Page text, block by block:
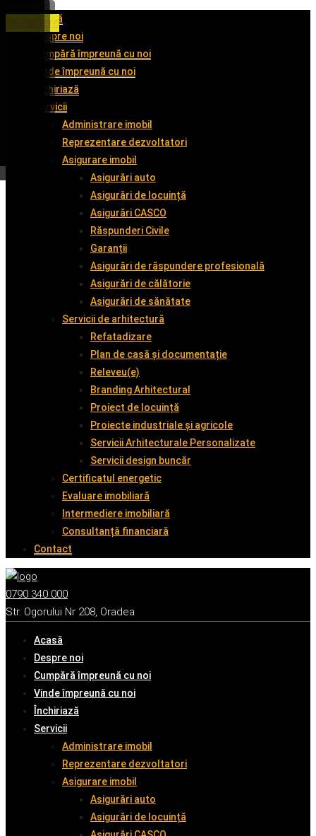
Acasă
Despre noi
Cumpără împreună cu noi
Vinde împreună cu noi
Închiriază
Servicii
Administrare imobil
Reprezentare dezvoltatori
Asigurare imobil
Asigurări auto
Asigurări de locuință
Asigurări CASCO
Răspunderi Civile
Garanții
Asigurări de răspundere profesională
Asigurări de călătorie
Asigurări de sănătate
Servicii de arhitectură
Refatadizare
Plan de casă și documentație
Releveu(e)
Branding Arhitectural
Proiect de locuință
Proiecte industriale și agricole
Servicii Arhitecturale Personalizate
Servicii design buncăr
Certificatul energetic
Evaluare imobiliară
Intermediere imobiliară
Consultanță financiară
Contact
0790 340 000
Str. Ogorului Nr 208, Oradea
Acasă
Despre noi
Cumpără împreună cu noi
Vinde împreună cu noi
Închiriază
Servicii
Administrare imobil
Reprezentare dezvoltatori
Asigurare imobil
Asigurări auto
Asigurări de locuință
De închiriat
De închiriat
De închiriat
De vânzare